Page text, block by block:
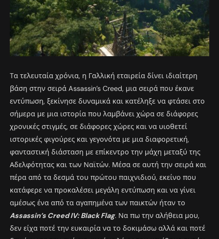
Tα τελευταία χρόνια, η Γαλλική εταιρεία δίνει ιδιαίτερη
βάση στην σειρά Assassin’s Creed, μια σειρά που έκανε
εντύπωση, ξεκίνησε δυναμικά και κατέληξε να φτάσει στο
σήμερα με μια ιστορία που λαμβάνει χώρα σε διάφορες
χρονικές στιγμές, σε διάφορες χώρες και να υιοθετεί
ιστορικές φιγούρες και γεγονότα με μια διαφορετική,
φανταστική διάσταση με επίκεντρο την μάχη μεταξύ της
Αδελφότητας και των Ναϊτών. Μέσα σε αυτή την σειρά και
πέρα από τα δεσμά του πρώτου παιχνιδιού, εκείνο που
κατάφερε να προκαλέσει μεγάλη εντύπωση και να γίνει
αμέσως ένα από τα αγαπημένα των παικτών ήταν το
Assassin’s Creed IV: Black Flag. Να πω την αλήθεια μου,
δεν είχα ποτέ την ευκαιρία να το δοκιμάσω αλλά και ποτέ